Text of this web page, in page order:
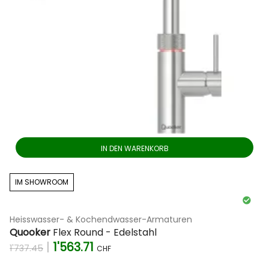
IN DEN WARENKORB
IM SHOWROOM
Heisswasser- & Kochendwasser-Armaturen
Quooker Flex Round - Edelstahl
1'737.45 1'563.71 CHF